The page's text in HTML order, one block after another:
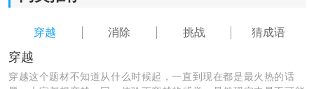
穿越 消除 挑战 猜成语
穿越
穿越这个题材不知道从什么时候起，一直到现在都是最火热的话